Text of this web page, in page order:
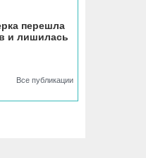
перешла
и лишилась
Все публикации